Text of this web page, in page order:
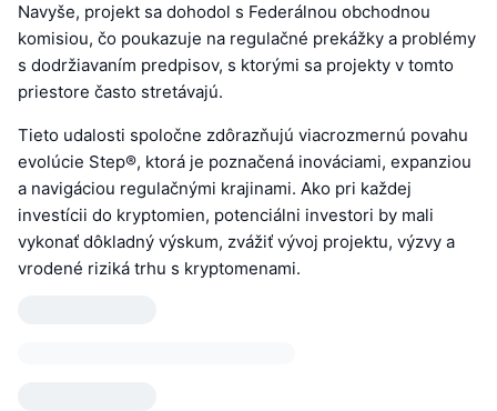
Navyše, projekt sa dohodol s Federálnou obchodnou
komisiou, čo poukazuje na regulačné prekážky a problémy
s dodržiavaním predpisov, s ktorými sa projekty v tomto
priestore často stretávajú.
Tieto udalosti spoločne zdôrazňujú viacrozmernú povahu
evolúcie Step®, ktorá je poznačená inováciami, expanziou
a navigáciou regulačnými krajinami. Ako pri každej
investícii do kryptomien, potenciálni investori by mali
vykonať dôkladný výskum, zvážiť vývoj projektu, výzvy a
vrodené riziká trhu s kryptomenami.